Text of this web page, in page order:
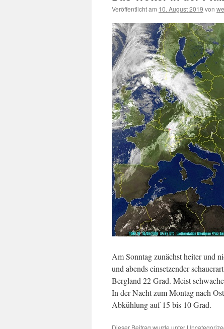
Veröffentlicht am 10. August 2019 von
Am Sonntag zunächst heiter und
und abends einsetzender
Bergland 22 Grad. Meist
In der Nacht zum Montag nach
Abkühlung auf 15 bis 10 Grad.
Dieser Beitrag wurde unter